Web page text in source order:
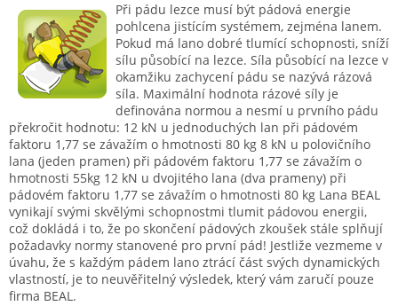
Při pádu lezce musí být pádová energie
pohlcena jistícím systémem, zejména lanem.
Pokud má lano dobré tlumící schopnosti, sníží
sílu působící na lezce. Síla působící na lezce v
okamžiku zachycení pádu se nazývá rázová
síla. Maximální hodnota rázové síly je
definována normou a nesmí u prvního pádu
překročit hodnotu: 12 kN u jednoduchých lan při pádovém
faktoru 1,77 se závažím o hmotnosti 80 kg 8 kN u polovičního
lana (jeden pramen) při pádovém faktoru 1,77 se závažím o
hmotnosti 55kg 12 kN u dvojitého lana (dva prameny) při
pádovém faktoru 1,77 se závažím o hmotnosti 80 kg Lana BEAL
vynikají svými skvělými schopnostmi tlumit pádovou energii,
což dokládá i to, že po skončení pádových zkoušek stále splňují
požadavky normy stanovené pro první pád! Jestliže vezmeme v
úvahu, že s každým pádem lano ztrácí část svých dynamických
vlastností, je to neuvěřitelný výsledek, který vám zaručí pouze
firma BEAL.